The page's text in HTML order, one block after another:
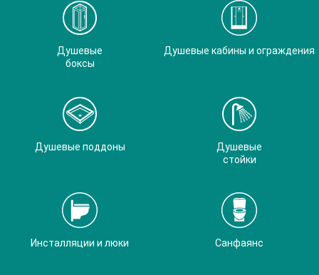
Душевые
боксы
Душевые кабины и ограждения
Душевые поддоны
Душевые
стойки
Инсталляции и люки Санфаянс